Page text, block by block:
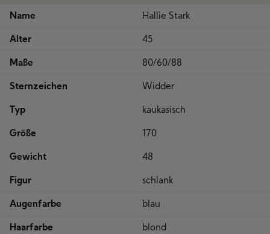
Name Hallie Stark
Alter 45
Maße 80/60/88
Sternzeichen Widder
Typ kaukasisch
Größe 170
Gewicht 48
Figur schlank
Augenfarbe blau
Haarfarbe blond